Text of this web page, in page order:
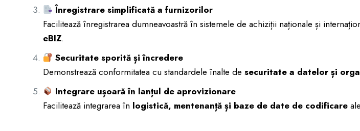
Înregistrare simplificată a furnizorilor
Facilitează înregistrarea dumneavoastră în sistemele de achiziții naționale și
eBIZ.
Securitate sporită și încredere
Demonstrează conformitatea cu standardele înalte de securitate a datelor și
Integrare ușoară în lanțul de aprovizionare
Facilitează integrarea în logistică, mentenanță și baze de date de codificare